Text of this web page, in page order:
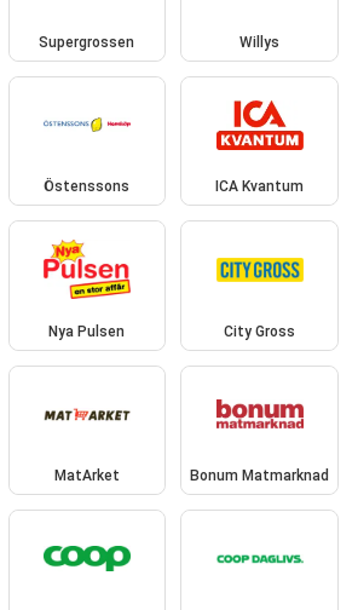
Supergrossen Willys
Östenssons ICA Kvantum
Nya Pulsen City Gross
MatArket Bonum Matmarknad